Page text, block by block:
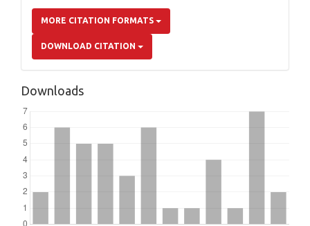
MORE CITATION FORMATS
DOWNLOAD CITATION
Downloads